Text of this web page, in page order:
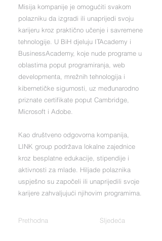
Misija kompanije je omogućiti svakom
polazniku da izgradi ili unaprijedi svoju
karijeru kroz praktično učenje i savremene
tehnologije. U BiH djeluju ITAcademy i
BusinessAcademy, koje nude programe u
oblastima poput programiranja, web
developmenta, mrežnih tehnologija i
kibernetičke sigurnosti, uz međunarodno
priznate certifikate poput Cambridge,
Microsoft i Adobe.
Kao društveno odgovorna kompanija,
LINK group podržava lokalne zajednice
kroz besplatne edukacije, stipendije i
aktivnosti za mlade. Hiljade polaznika
uspješno su započeli ili unaprijedili svoje
karijere zahvaljujući njihovim programima.
Prethodna Sljedeća